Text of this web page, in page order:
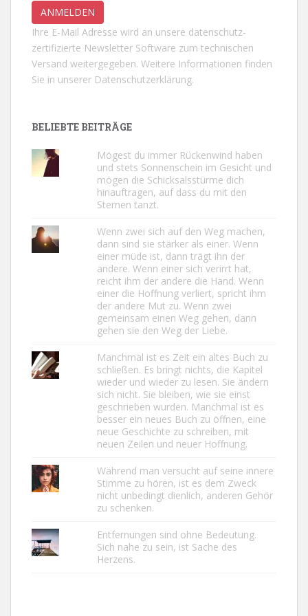
Ihre E-Mail Adresse wird an unsere datenschutz-
zertifizierte Newsletter Software zum technischen
Versand weitergegeben. Weitere Informationen finden
Sie in unserer Datenschutzerklärung.
BELIEBTE BEITRÄGE
Mögest du immer Rückenwind haben
und stets Sonnenschein im Gesicht und
mögen die Schicksalsstürme dich
hinauftragen, auf dass du mit den
Sternen tanzt.
Wenn zwei sich auf den Weg machen,
dann sind sie stärker als einer. Wenn
einer müde ist, dann trägt ihn der
andere. Wenn einer sich verirrt hat,
reicht ihm der andere die Hand. Wenn
einer die Hoffnung verliert, spricht ihm
der andere Mut zu. Wenn zwei
gemeinsam einen Weg gehen, dann
gehen sie den Weg der Liebe.
Manchmal ist es Zeit ein altes Buch zu
schließen. Es bringt nichts, die Kapitel
wieder und wieder zu lesen. Sie ändern
sich nicht. Sie bleiben, wie sie einst
geschrieben wurden. Manchmal ist es
besser ein neues Buch zu öffnen, eine
neue Geschichte zu schreiben, mit
neuen Zeilen und neuer Hoffnung.
Während man versucht auf seine innere
Stimme zu hören, ist es dem Zweck
nicht unbedingt dienlich, anderen Gehör
zu schenken.
Entfernungen sind ohne Bedeutung.
Sich nahe zu sein, ist Sache des
Herzens.